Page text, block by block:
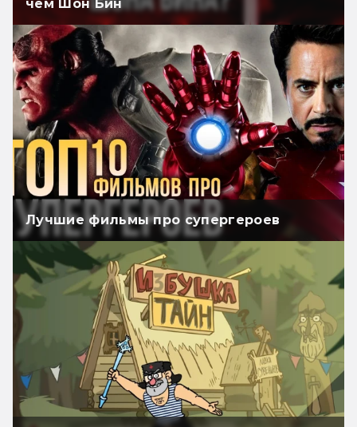
чем Шон Бин
Лучшие фильмы про супергероев